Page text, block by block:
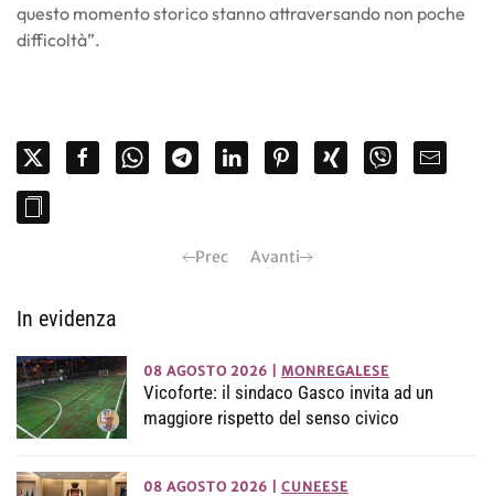
questo momento storico stanno attraversando non poche
difficoltà”.
Prec Avanti
In evidenza
08 AGOSTO 2026 MONREGALESE
Vicoforte: il sindaco Gasco invita ad un
maggiore rispetto del senso civico
08 AGOSTO 2026 CUNEESE